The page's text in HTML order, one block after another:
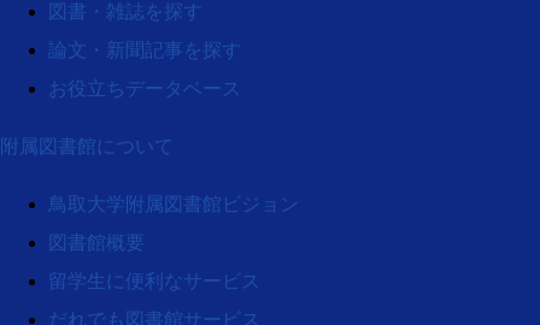
図書・雑誌を探す
論文・新聞記事を探す
お役立ちデータベース
附属図書館について
鳥取大学附属図書館ビジョン
図書館概要
留学生に便利なサービス
だれでも図書館サービス